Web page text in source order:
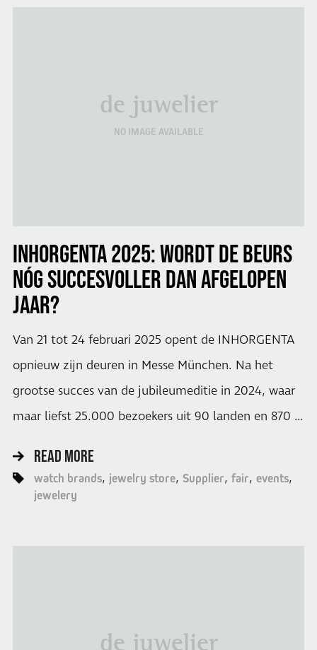
de juwelier
NO IMAGE AVAILABLE
INHORGENTA 2025: WORDT DE BEURS
NÓG SUCCESVOLLER DAN AFGELOPEN
JAAR?
Van 21 tot 24 februari 2025 opent de INHORGENTA
opnieuw zijn deuren in Messe München. Na het
grootse succes van de jubileumeditie in 2024, waar
maar liefst 25.000 bezoekers uit 90 landen en 870 …
READ MORE
watch brands jewelry store Supplier fair events
jewelery
de juwelier